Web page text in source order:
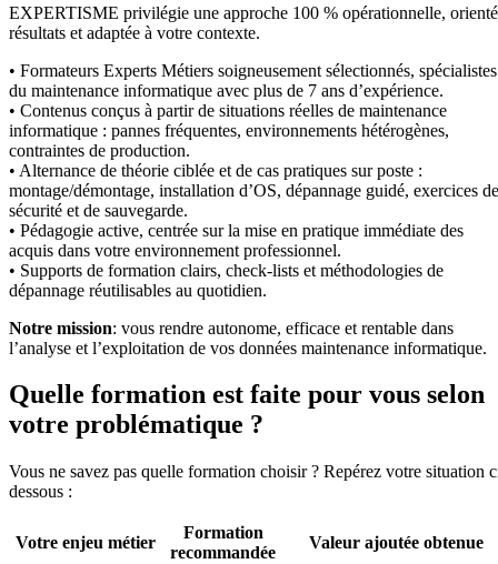
EXPERTISME privilégie une approche 100 % opérationnelle,
résultats et adaptée à votre contexte.
• Formateurs Experts Métiers soigneusement sélectionnés, spécialistes
du maintenance informatique avec plus de 7 ans d’expérience.
• Contenus conçus à partir de situations réelles de maintenance
informatique : pannes fréquentes, environnements hétérogènes,
contraintes de production.
• Alternance de théorie ciblée et de cas pratiques sur poste :
montage/démontage, installation d’OS, dépannage guidé, exercices de
sécurité et de sauvegarde.
• Pédagogie active, centrée sur la mise en pratique immédiate des
acquis dans votre environnement professionnel.
• Supports de formation clairs, check-lists et méthodologies de
dépannage réutilisables au quotidien.
Notre mission: vous rendre autonome, efficace et rentable dans
l’analyse et l’exploitation de vos données maintenance informatique.
Quelle formation est faite pour vous selon
votre problématique ?
Vous ne savez pas quelle formation choisir ? Repérez votre situation
dessous :
Votre enjeu métier
Formation
recommandée
Valeur ajoutée obtenue